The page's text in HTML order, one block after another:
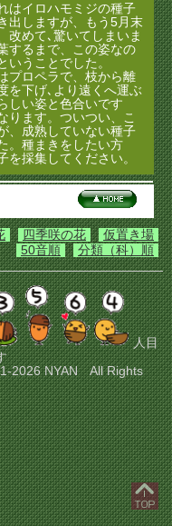
はイロハモミジの種子
出しますが、もう5月末
改めて､驚いてしまいま
するまで、この姿なの
うことでした。
プロペラで、枝から離
を下げ､より遠くへ運ぶ
しい姿と色合いです
ります。ついつい、こ
、成熟していない種子
。種まきをしたい方
採集してください。
仮置き場
四季咲の花
分類（科）順
50音順
人目
2026 NYAN All Rights